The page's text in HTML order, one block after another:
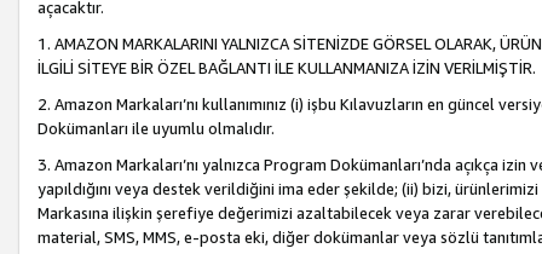
açacaktır.
1. AMAZON MARKALARINI YALNIZCA SİTENİZDE GÖRSEL OLARAK,
İLGİLİ SİTEYE BİR ÖZEL BAĞLANTI İLE KULLANMANIZA İZİN VERİLMİŞTİR.
2. Amazon Markaları’nı kullanımınız (i) işbu Kılavuzların en güncel
Dokümanları ile uyumlu olmalıdır.
3. Amazon Markaları’nı yalnızca Program Dokümanları’nda açıkça
yapıldığını veya destek verildiğini ima eder şekilde; (ii) bizi,
Markasına ilişkin şerefiye değerimizi azaltabilecek veya zarar
material, SMS, MMS, e-posta eki, diğer dokümanlar veya sözlü